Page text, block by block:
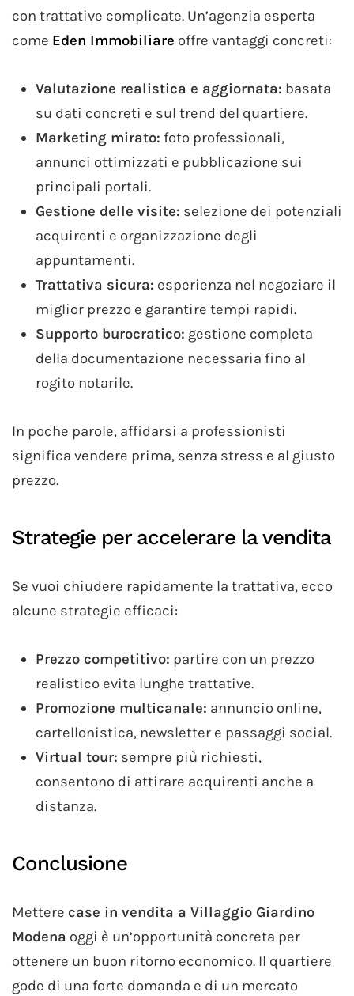
con trattative complicate. Un’agenzia esperta
come Eden Immobiliare offre vantaggi concreti:
Valutazione realistica e aggiornata: basata
su dati concreti e sul trend del quartiere.
Marketing mirato: foto professionali,
annunci ottimizzati e pubblicazione sui
principali portali.
Gestione delle visite: selezione dei potenziali
acquirenti e organizzazione degli
appuntamenti.
Trattativa sicura: esperienza nel negoziare il
miglior prezzo e garantire tempi rapidi.
Supporto burocratico: gestione completa
della documentazione necessaria fino al
rogito notarile.
In poche parole, affidarsi a professionisti
significa vendere prima, senza stress e al giusto
prezzo.
Strategie per accelerare la vendita
Se vuoi chiudere rapidamente la trattativa, ecco
alcune strategie efficaci:
Prezzo competitivo: partire con un prezzo
realistico evita lunghe trattative.
Promozione multicanale: annuncio online,
cartellonistica, newsletter e passaggi social.
Virtual tour: sempre più richiesti,
consentono di attirare acquirenti anche a
distanza.
Conclusione
Mettere case in vendita a Villaggio Giardino
Modena oggi è un’opportunità concreta per
ottenere un buon ritorno economico. Il quartiere
gode di una forte domanda e di un mercato